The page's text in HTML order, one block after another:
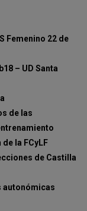
Femenino 22 de
– UD Santa
de las
la FCyLF
de Castilla
autonómicas